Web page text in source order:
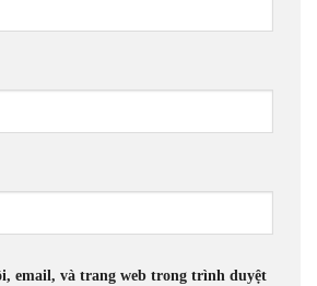
email, và trang web trong trình duyệt